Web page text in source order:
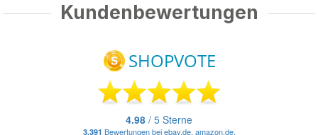
Kundenbewertungen